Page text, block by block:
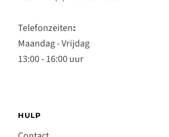
Telefonzeiten:
Maandag - Vrijdag
13:00 - 16:00 uur
HULP